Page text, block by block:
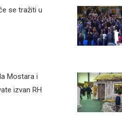
se tražiti u
Mostara i
izvan RH